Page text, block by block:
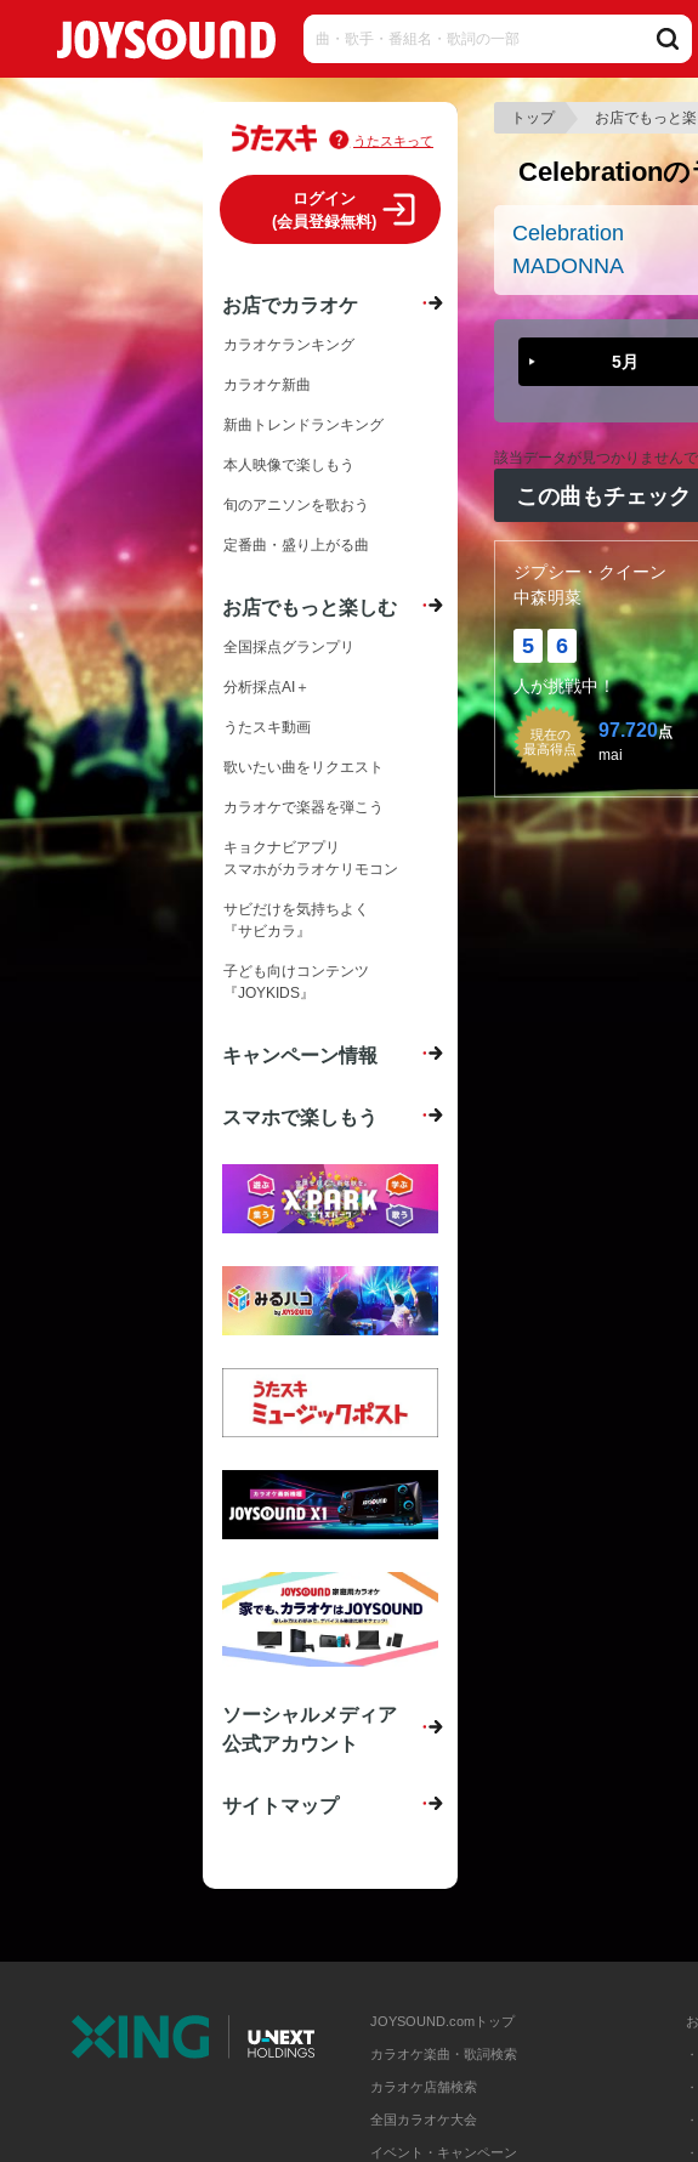
トップ お店でもっと
Celebration
Celebration
MADONNA
5月
該当データが見つかりませんで
この曲もチェック
ジプシー・クイーン
中森明菜
5 6
人が挑戦中！
現在の
最高得点
97.720点
mai
うたスキって
ログイン
(会員登録無料)
お店でカラオケ
カラオケランキング
カラオケ新曲
新曲トレンドランキング
本人映像で楽しもう
旬のアニソンを歌おう
定番曲・盛り上がる曲
お店でもっと楽しむ
全国採点グランプリ
分析採点AI＋
うたスキ動画
歌いたい曲をリクエスト
カラオケで楽器を弾こう
キョクナビアプリ
スマホがカラオケリモコン
サビだけを気持ちよく
『サビカラ』
子ども向けコンテンツ
『JOYKIDS』
キャンペーン情報
スマホで楽しもう
ソーシャルメディア
公式アカウント
サイトマップ
JOYSOUND.comトップ
カラオケ楽曲・歌詞検索
カラオケ店舗検索
全国カラオケ大会
イベント・キャンペーン